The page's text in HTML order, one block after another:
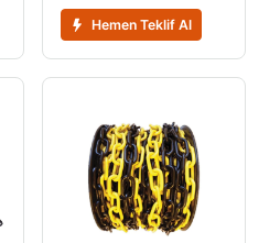
Hemen Teklif Al